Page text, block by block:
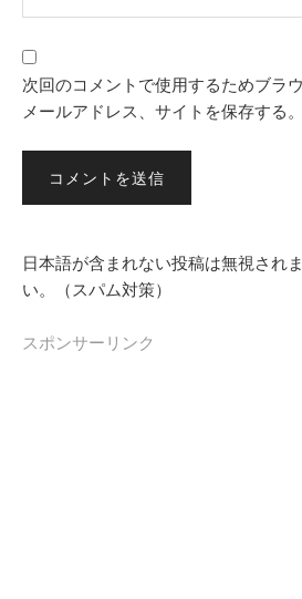
次回のコメントで使用するためブラ
メールアドレス、サイトを保存する。
日本語が含まれない投稿は無視され
い。（スパム対策）
スポンサーリンク